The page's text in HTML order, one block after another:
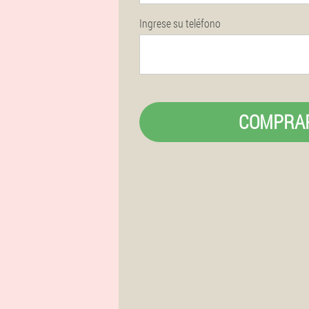
Ingrese su teléfono